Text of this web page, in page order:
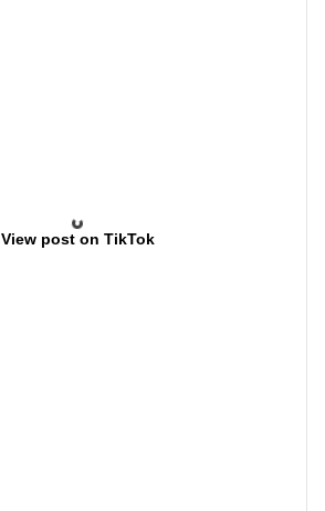
View post on TikTok